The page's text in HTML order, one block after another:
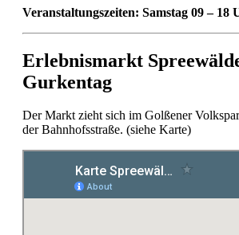
Veranstaltungszeiten: Samstag 09 – 18
Erlebnismarkt
Gurkentag
Der Markt zieht sich im Golßener
der Bahnhofsstraße. (siehe Karte)